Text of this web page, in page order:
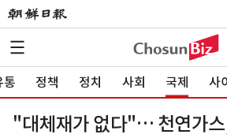
통 정책 정치 사회 국제 사
"대체재가 없다"… 천연가스